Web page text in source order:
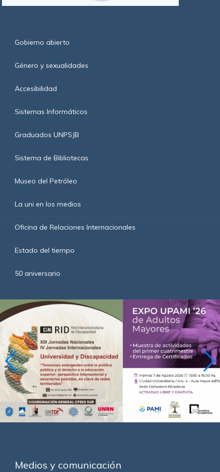
Gobierno abierto
Género y sexualidades
Accesibilidad
Sistemas Informáticos
Graduados UNPSJB
Sistema de Bibliotecas
Museo del Petróleo
La uni en los medios
Oficina de Relaciones Internacionales
Estado del tiempo
50 aniversario
Medios y comunicación